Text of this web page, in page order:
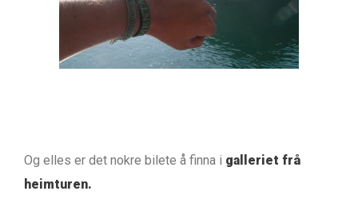
Og elles er det nokre bilete å finna i galleriet frå
heimturen.